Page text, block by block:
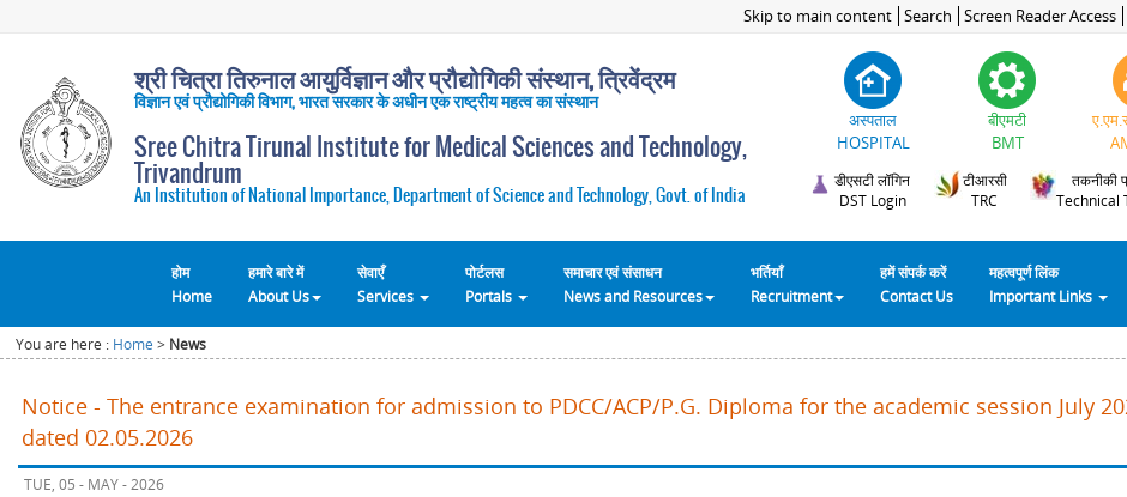
Skip to main content Search Screen Reader Access
श्री चित्रा तिरुनाल आयुर्विज्ञान और प्रौद्योगिकी संस्थान, त्रिवेंद्रम
विज्ञान एवं प्रौद्योगिकी विभाग, भारत सरकार के अधीन एक राष्ट्रीय महत्व का संस्थान
Sree Chitra Tirunal Institute for Medical Sciences and Technology,
Trivandrum
An Institution of National Importance, Department of Science and Technology, Govt. of India
अस्पताल
HOSPITAL
बीएमटी
BMT
डीएसटी लॉगिन
DST Login
टीआरसी
TRC
तकनीकी
Technical
होम
Home
हमारे बारे में
About Us
सेवाएँ
Services
पोर्टलस
Portals
समाचार एवं संसाधन
News and Resources
भर्तियाँ
Recruitment
हमें संपर्क करें
Contact Us
महत्वपूर्ण लिंक
Important Links
You are here : Home > News
Notice - The entrance examination for admission to PDCC/ACP/P.G. Diploma for the academic session July
dated 02.05.2026
TUE, 05 - MAY - 2026